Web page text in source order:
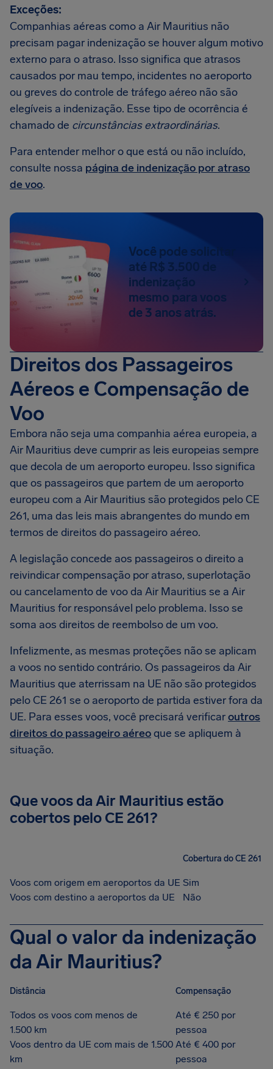
Exceções:
Companhias aéreas como a Air Mauritius não
precisam pagar indenização se houver algum motivo
externo para o atraso. Isso significa que atrasos
causados por mau tempo, incidentes no aeroporto
ou greves do controle de tráfego aéreo não são
elegíveis a indenização. Esse tipo de ocorrência é
chamado de circunstâncias extraordinárias.
Para entender melhor o que está ou não incluído,
consulte nossa página de indenização por atraso
de voo.
Você pode solicitar
até R$ 3.500 de
indenização
mesmo para voos
de 3 anos atrás.
Direitos dos Passageiros
Aéreos e Compensação de
Voo
Embora não seja uma companhia aérea europeia, a
Air Mauritius deve cumprir as leis europeias sempre
que decola de um aeroporto europeu. Isso significa
que os passageiros que partem de um aeroporto
europeu com a Air Mauritius são protegidos pelo CE
261, uma das leis mais abrangentes do mundo em
termos de direitos do passageiro aéreo.
A legislação concede aos passageiros o direito a
reivindicar compensação por atraso, superlotação
ou cancelamento de voo da Air Mauritius se a Air
Mauritius for responsável pelo problema. Isso se
soma aos direitos de reembolso de um voo.
Infelizmente, as mesmas proteções não se aplicam
a voos no sentido contrário. Os passageiros da Air
Mauritius que aterrissam na UE não são protegidos
pelo CE 261 se o aeroporto de partida estiver fora da
UE. Para esses voos, você precisará verificaroutros
direitos do passageiro aéreoque se apliquem à
situação.
Que voos da Air Mauritius estão
cobertos pelo CE 261?
Cobertura do CE 261
Voos com origem em aeroportos da UE Sim
Voos com destino a aeroportos da UE
Não
Qual o valor da indenização
da Air Mauritius?
Distância Compensação
Todos os voos com menos de
1.500 km
Até € 250 por
pessoa
Voos dentro da UE com mais de 1.500
km
Até € 400 por
pessoa